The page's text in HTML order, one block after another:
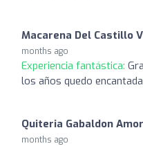
Macarena Del Castillo
months ago
Experiencia fantástica:
los años quedo
Quiteria Gabaldon
months ago